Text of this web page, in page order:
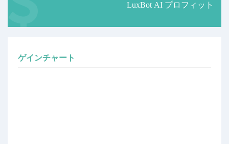
LuxBot AI プロフィット
ゲインチャート